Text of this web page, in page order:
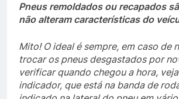
Pneus remoldados ou recapados
não alteram características do
Mito! O ideal é sempre, em caso de
trocar os pneus desgastados por
verificar quando chegou a hora,
indicador, que está na banda de